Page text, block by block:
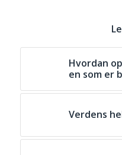
Hvordan
en som er
Verdens